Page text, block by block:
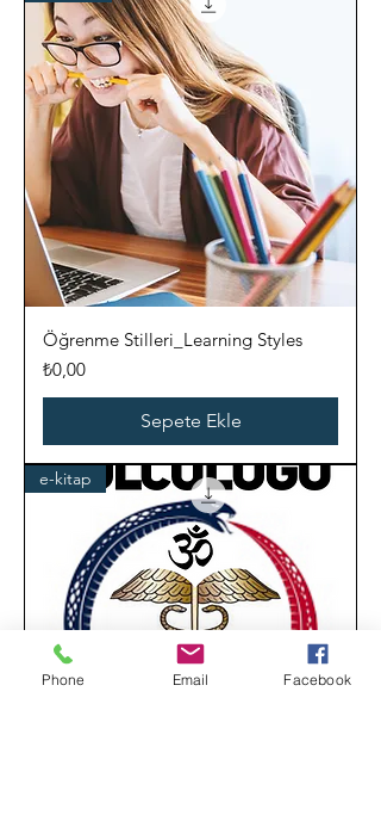
Öğrenme Stilleri_Learning Styles
Fiyat
₺0,00
Sepete Ekle
e-kitap
Phone Email Facebook